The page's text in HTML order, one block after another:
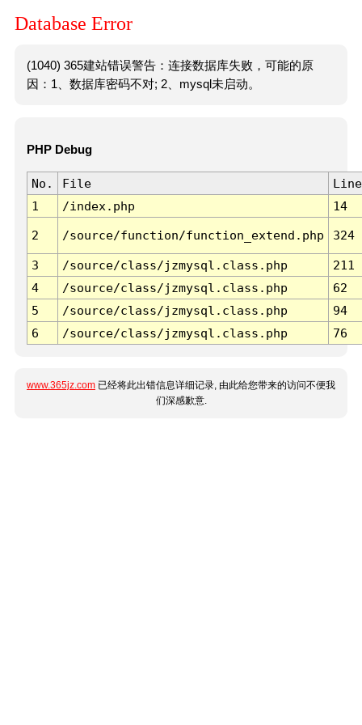
Database Error
(1040) 365建站错误警告：连接数据库失败，可能的原
因：1、数据库密码不对; 2、mysql未启动。
PHP Debug
No. File
Line
1
/index.php 14
2 /source/function/function_extend.php 324
3 /source/class/jzmysql.class.php
211
4
/source/class/jzmysql.class.php
62
5
/source/class/jzmysql.class.php
94
6
/source/class/jzmysql.class.php 76
www.365jz.com 已经将此出错信息详细记录, 由此给您带来的访问不便我
们深感歉意.